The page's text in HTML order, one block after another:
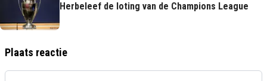
Herbeleef de loting van de Champions League
Plaats reactie